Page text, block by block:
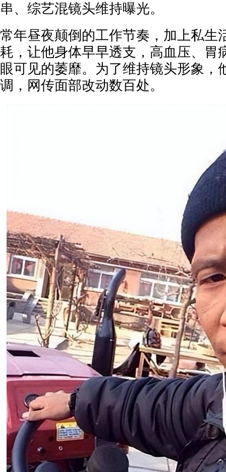
串、综艺混镜头维持曝光。
常年昼夜颠倒的工作节奏，加上私生
耗，让他身体早早透支，高血压、胃
眼可见的萎靡。为了维持镜头形象，
调，网传面部改动数百处。